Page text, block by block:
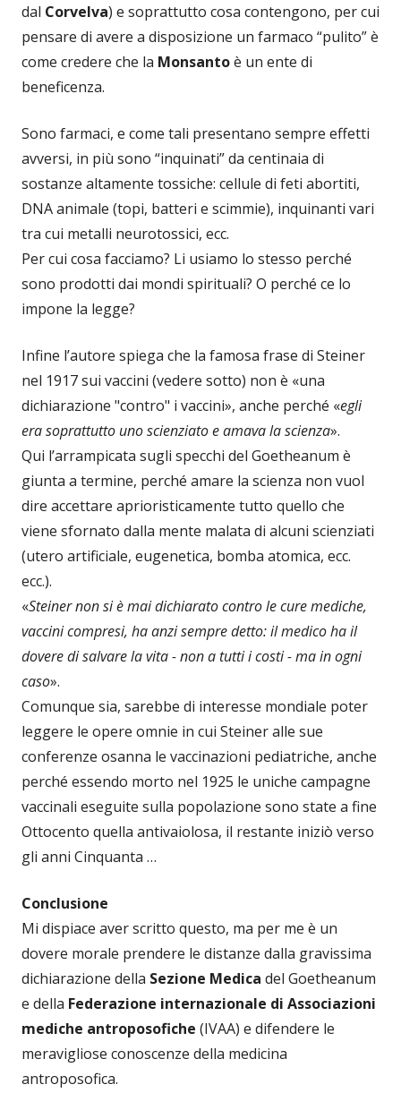
dal Corvelva) e soprattutto cosa contengono, per cui
pensare di avere a disposizione un farmaco “pulito” è
come credere che la Monsantoè un ente di
beneficenza.
Sono farmaci, e come tali presentano sempre effetti
avversi, in più sono “inquinati” da centinaia di
sostanze altamente tossiche: cellule di feti abortiti,
DNA animale (topi, batteri e scimmie), inquinanti vari
tra cui metalli neurotossici, ecc.
Per cui cosa facciamo? Li usiamo lo stesso perché
sono prodotti dai mondi spirituali? O perché ce lo
impone la legge?
Infine l’autore spiega che la famosa frase di Steiner
nel 1917 sui vaccini (vedere sotto) non è «una
dichiarazione "contro" i vaccini», anche perché «egli
era soprattutto uno scienziato e amava la scienza».
Qui l’arrampicata sugli specchi del Goetheanum è
giunta a termine, perché amare la scienza non vuol
dire accettare aprioristicamente tutto quello che
viene sfornato dalla mente malata di alcuni scienziati
(utero artificiale, eugenetica, bomba atomica, ecc.
ecc.).
«Steiner non si è mai dichiarato contro le cure mediche,
vaccini compresi, ha anzi sempre detto: il medico ha il
dovere di salvare la vita - non a tutti i costi - ma in ogni
caso».
Comunque sia, sarebbe di interesse mondiale poter
leggere le opere omnie in cui Steiner alle sue
conferenze osanna le vaccinazioni pediatriche, anche
perché essendo morto nel 1925 le uniche campagne
vaccinali eseguite sulla popolazione sono state a fine
Ottocento quella antivaiolosa, il restante iniziò verso
gli anni Cinquanta …
Conclusione
Mi dispiace aver scritto questo, ma per me è un
dovere morale prendere le distanze dalla gravissima
dichiarazione della Sezione Medica del Goetheanum
e della Federazione internazionale di Associazioni
mediche antroposofiche (IVAA) e difendere le
meravigliose conoscenze della medicina
antroposofica.